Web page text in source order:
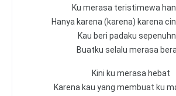
Ku merasa teristimewa
Hanya karena (karena) karena
Kau beri padaku
Buatku selalu merasa
Kini ku merasa hebat
Karena kau yang membuat ku